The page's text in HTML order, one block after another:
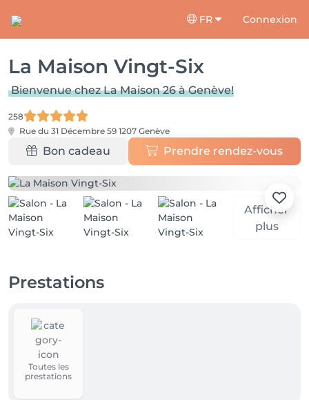
FR Connexion
La Maison Vingt-Six
Bienvenue chez La Maison 26 à Genève!
258
Rue du 31 Décembre 59 1207 Genève
Bon cadeau Prendre rendez-vous
Afficher
plus
Prestations
Toutes les
prestations